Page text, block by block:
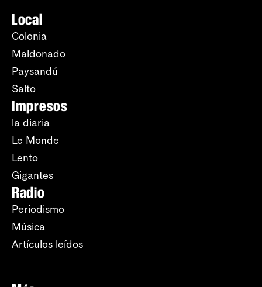
Local
Colonia
Maldonado
Paysandú
Salto
Impresos
la diaria
Le Monde
Lento
Gigantes
Radio
Periodismo
Música
Artículos leídos